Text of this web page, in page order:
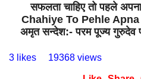
सफलता चाहिए तो पहले
Chahiye To Pehle
अमृत सन्देश:- परम पूज्य गुरुदेव
3 likes 19368 views